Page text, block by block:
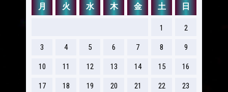
月 火 水 木 金 土 日
1 2
3 4 5 6 7 8 9
10 11 12 13 14 15 16
17 18 19 20 21 22 23